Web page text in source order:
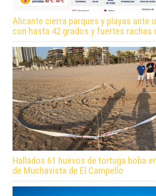
Alicante cierra parques y playas ante
con hasta 42 grados y fuertes rachas
Hallados 61 huevos de tortuga boba
de Muchavista de El Campello